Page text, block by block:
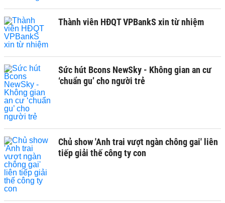
Thành viên HĐQT VPBankS xin từ nhiệm
Sức hút Bcons NewSky - Không gian an cư
‘chuẩn gu’ cho người trẻ
Chủ show 'Anh trai vượt ngàn chông gai' liên
tiếp giải thế công ty con